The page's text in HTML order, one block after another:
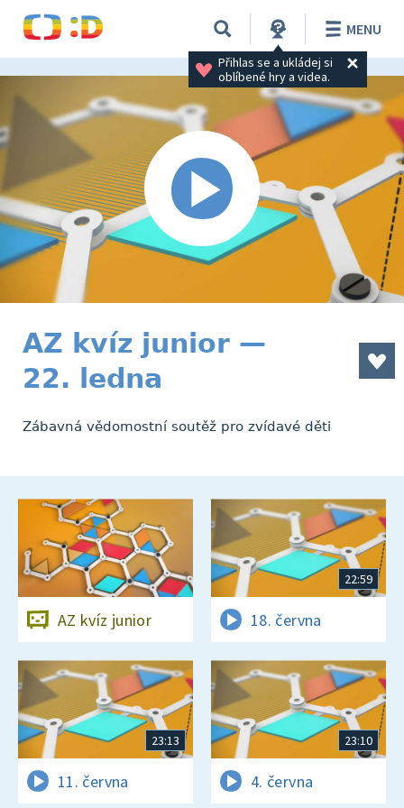
Přihlas se a ukládej si
oblíbené hry a videa.
MENU
AZ kvíz junior —
22. ledna
Zábavná vědomostní soutěž pro zvídavé děti
AZ kvíz junior
22:59
18. června
23:13
11. června
23:10
4. června